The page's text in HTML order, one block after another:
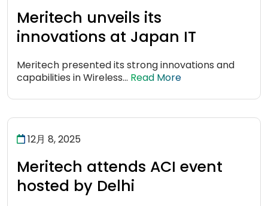
Meritech unveils its
innovations at Japan IT
Meritech presented its strong innovations and
capabilities in Wireless... Read More
12月 8, 2025
Meritech attends ACI event
hosted by Delhi